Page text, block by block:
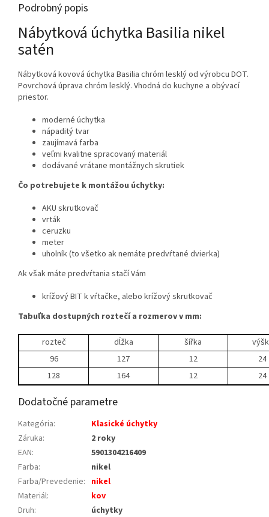
Podrobný popis
Nábytková úchytka Basilia nikel
satén
Nábytková kovová úchytka Basilia chróm lesklý od výrobcu DOT.
Povrchová úprava chróm lesklý. Vhodná do kuchyne a obývací
priestor.
moderné úchytka
nápaditý tvar
zaujímavá farba
veľmi kvalitne spracovaný materiál
dodávané vrátane montážnych skrutiek
Čo potrebujete k montážou úchytky:
AKU skrutkovač
vrták
ceruzku
meter
uholník (to všetko ak nemáte predvŕtané dvierka)
Ak však máte predvŕtania stačí Vám
krížový BIT k vŕtačke, alebo krížový skrutkovač
Tabuľka dostupných roztečí a rozmerov v mm:
rozteč dĺžka šířka
96
127 12
24
128
164 12 24
Dodatočné parametre
Kategória:
Klasické úchytky
Záruka:
2 roky
EAN:
5901304216409
Farba:
nikel
Farba/Prevedenie: nikel
Materiál:
kov
Druh:
úchytky